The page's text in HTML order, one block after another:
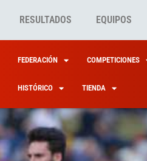
RESULTADOS EQUIPOS
FEDERACIÓN COMPETICIONES
HISTÓRICO TIENDA